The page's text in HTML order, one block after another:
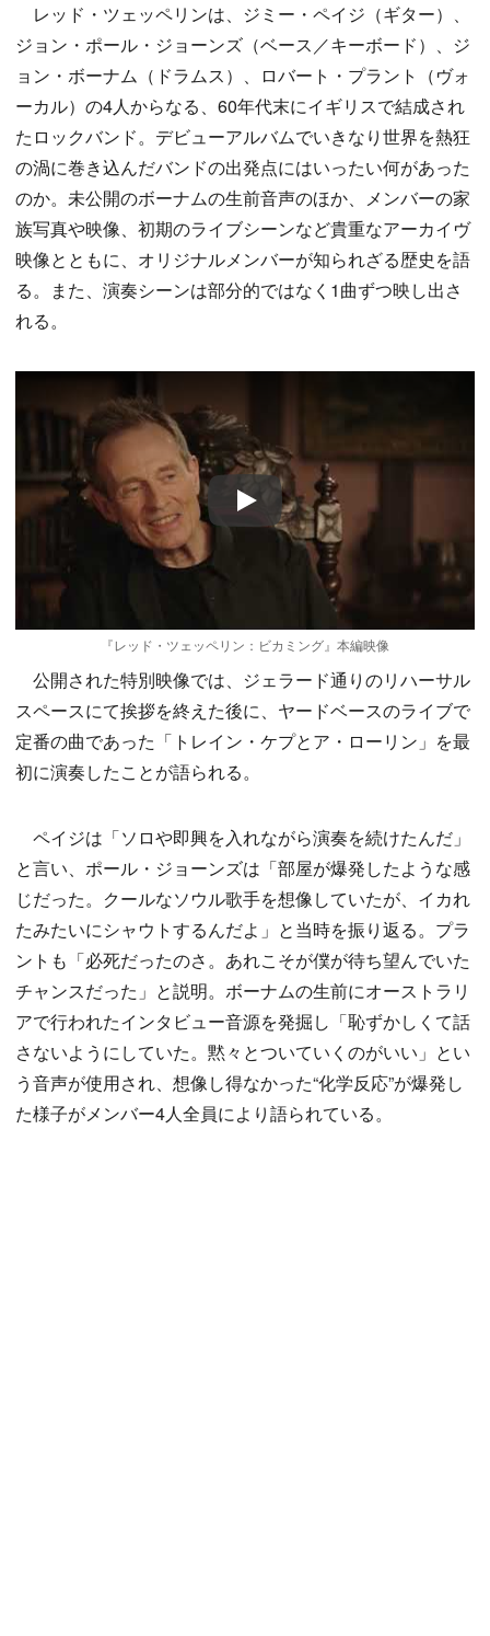
レッド・ツェッペリンは、ジミー・ペイジ（ギター）、
ジョン・ポール・ジョーンズ（ベース／キーボード）、ジ
ョン・ボーナム（ドラムス）、ロバート・プラント（ヴォ
ーカル）の4人からなる、60年代末にイギリスで結成され
たロックバンド。デビューアルバムでいきなり世界を熱狂
の渦に巻き込んだバンドの出発点にはいったい何があった
のか。未公開のボーナムの生前音声のほか、メンバーの家
族写真や映像、初期のライブシーンなど貴重なアーカイヴ
映像とともに、オリジナルメンバーが知られざる歴史を語
る。また、演奏シーンは部分的ではなく1曲ずつ映し出さ
れる。
Play
『レッド・ツェッペリン：ビカミング』本編映像
公開された特別映像では、ジェラード通りのリハーサル
スペースにて挨拶を終えた後に、ヤードベースのライブで
定番の曲であった「トレイン・ケプとア・ローリン」を最
初に演奏したことが語られる。
ペイジは「ソロや即興を入れながら演奏を続けたんだ」
と言い、ポール・ジョーンズは「部屋が爆発したような感
じだった。クールなソウル歌手を想像していたが、イカれ
たみたいにシャウトするんだよ」と当時を振り返る。プラ
ントも「必死だったのさ。あれこそが僕が待ち望んでいた
チャンスだった」と説明。ボーナムの生前にオーストラリ
アで行われたインタビュー音源を発掘し「恥ずかしくて話
さないようにしていた。黙々とついていくのがいい」とい
う音声が使用され、想像し得なかった“化学反応”が爆発し
た様子がメンバー4人全員により語られている。